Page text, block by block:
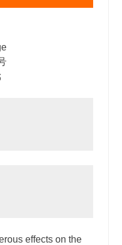
effects on the